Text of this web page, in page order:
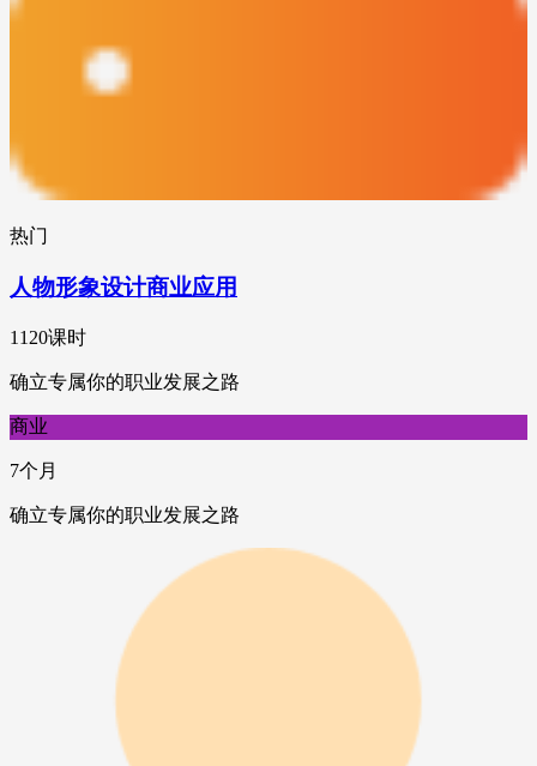
热门
人物形象设计商业应用
1120课时
确立专属你的职业发展之路
商业
7个月
确立专属你的职业发展之路